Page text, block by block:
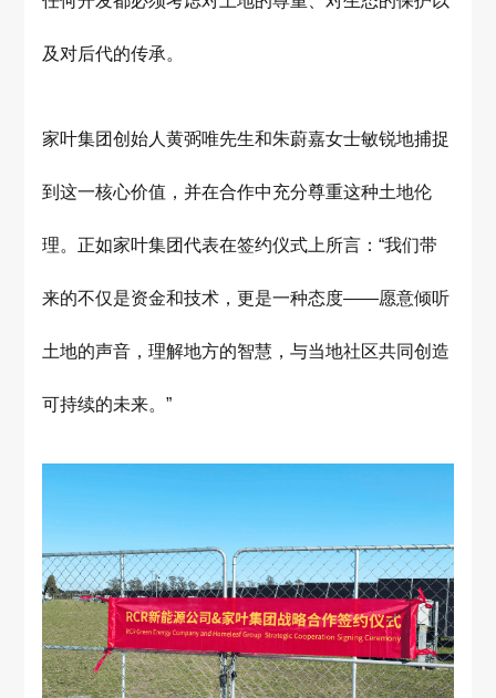
及对后代的传承。
家叶集团创始人黄弼唯先生和朱蔚嘉女士敏锐地捕捉
到这一核心价值，并在合作中充分尊重这种土地伦
理。正如家叶集团代表在签约仪式上所言：“我们带
来的不仅是资金和技术，更是一种态度——愿意倾听
土地的声音，理解地方的智慧，与当地社区共同创造
可持续的未来。”